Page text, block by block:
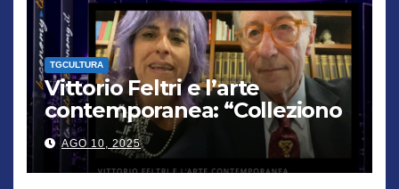
TGCULTURA
Vittorio Feltri e l’arte
contemporanea: “Colleziono
De Chirico. Cattelan? Un
genio”
AGO 10, 2025